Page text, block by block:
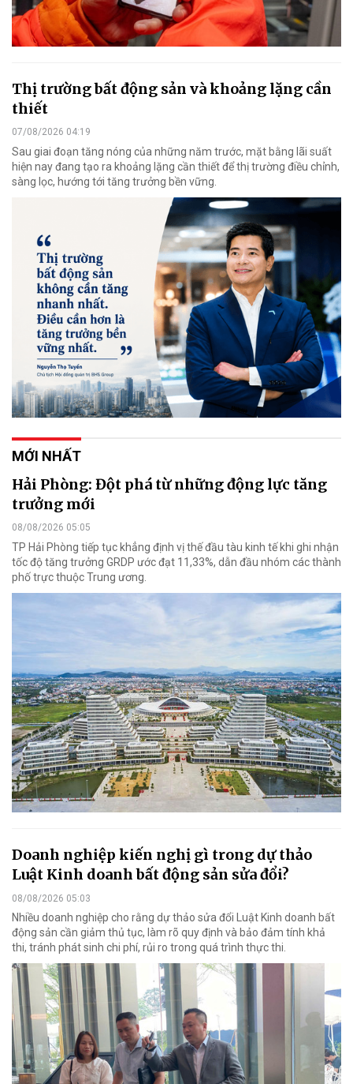
Thị trường bất động sản và khoảng lặng cần
thiết
07/08/2026 04:19
Sau giai đoạn tăng nóng của những năm trước, mặt bằng lãi suất
hiện nay đang tạo ra khoảng lặng cần thiết để thị trường điều chỉnh,
sàng lọc, hướng tới tăng trưởng bền vững.
MỚI NHẤT
Hải Phòng: Đột phá từ những động lực tăng
trưởng mới
08/08/2026 05:05
TP Hải Phòng tiếp tục khẳng định vị thế đầu tàu kinh tế khi ghi nhận
tốc độ tăng trưởng GRDP ước đạt 11,33%, dẫn đầu nhóm các thành
phố trực thuộc Trung ương.
Doanh nghiệp kiến nghị gì trong dự thảo
Luật Kinh doanh bất động sản sửa đổi?
08/08/2026 05:03
Nhiều doanh nghiệp cho rằng dự thảo sửa đổi Luật Kinh doanh bất
động sản cần giảm thủ tục, làm rõ quy định và bảo đảm tính khả
thi, tránh phát sinh chi phí, rủi ro trong quá trình thực thi.